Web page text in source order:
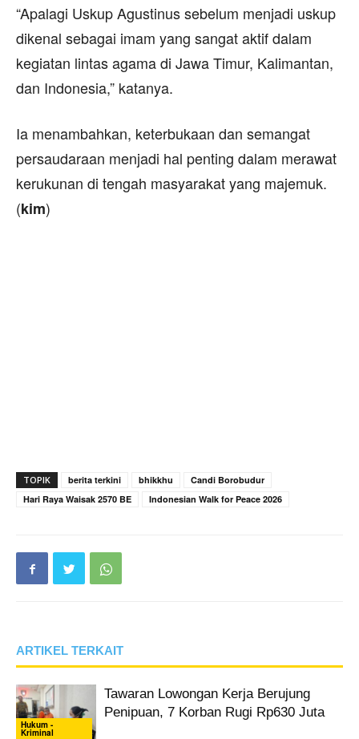
“Apalagi Uskup Agustinus sebelum menjadi uskup
dikenal sebagai imam yang sangat aktif dalam
kegiatan lintas agama di Jawa Timur, Kalimantan,
dan Indonesia,” katanya.
Ia menambahkan, keterbukaan dan semangat
persaudaraan menjadi hal penting dalam merawat
kerukunan di tengah masyarakat yang majemuk.
(kim)
TOPIK berita terkini bhikkhu
Candi Borobudur
Hari Raya Waisak 2570 BE
Indonesian Walk for Peace 2026
ARTIKEL TERKAIT
Hukum -
Kriminal
Tawaran Lowongan Kerja Berujung
Penipuan, 7 Korban Rugi Rp630 Juta